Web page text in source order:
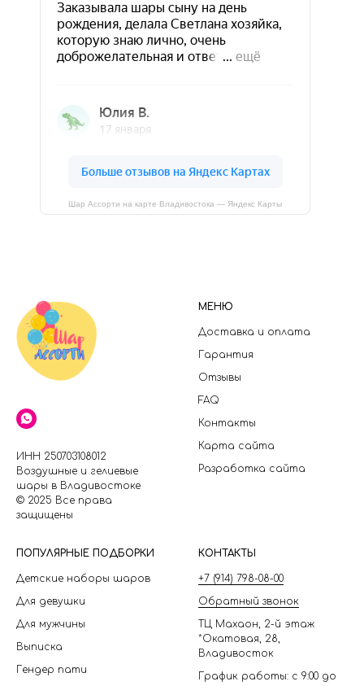
Шар Ассорти на карте Владивостока — Яндекс Карты
ИНН 250703108012
Воздушные и гелиевые
шары в Владивостоке
© 2025 Все права
защищены
МЕНЮ
Доставка и оплата
Гарантия
Отзывы
FAQ
Контакты
Карта сайта
Разработка сайта
ПОПУЛЯРНЫЕ ПОДБОРКИ
Детские наборы шаров
Для девушки
Для мужчины
Выписка
Гендер пати
КОНТАКТЫ
+7 (914) 798-08-00
Обратный звонок
ТЦ Махаон, 2-й этаж
*Окатовая, 28,
Владивосток
График работы: с 9:00 до